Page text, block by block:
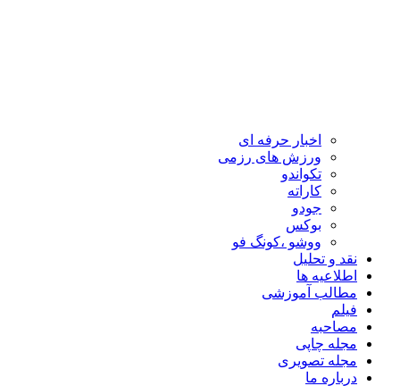
اخبار حرفه ای
ورزش های رزمی
تکواندو
کاراته
جودو
بوکس
ووشو ،کونگ فو
نقد و تحلیل
اطلاعیه ها
مطالب آموزشی
فیلم
مصاحبه
مجله چاپی
مجله تصویری
درباره ما